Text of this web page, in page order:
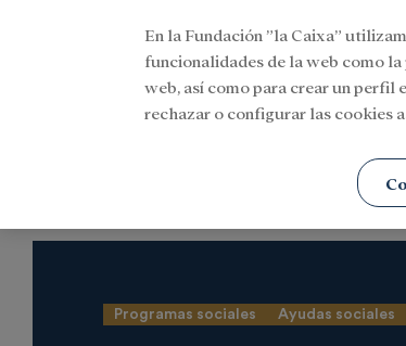
Programas sociales Ayudas sociales
En la Fundación ”la Caixa”
funcionalidades de la web como
web, así como para crear un perfil
rechazar o configurar las cookies